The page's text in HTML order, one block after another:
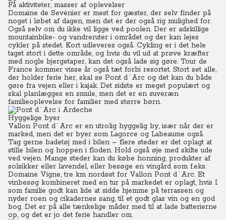
Få aktiviteter, masser af oplevelser
Domaine de Sevénier er mest for gæster, der selv finder på
noget i løbet af dagen, men det er der også rig mulighed for.
Også selv om du ikke vil ligge ved poolen. Der er adskillige
mountainbike- og vandreruter i området og der kan lejes
cykler på stedet. Kort udleveres også. Cykling er i det hele
taget stort i dette område, og hvis du vil ud at prøve kræfter
med nogle bjergetaper, kan det også lade sig gøre. Tour de
France kommer visse år også tæt forbi resortet. Stort set alle,
der holder ferie her, skal se Pont d´Arc og det kan du både
gøre fra vejen eller i kajak. Det sidste er meget populært og
skal planlægges en smule, men det er en suveræn
familieoplevelse for familier med større børn.
Hyggelige byer
Vallon Pont d´Arc er en utrolig hyggelig by, især når der er
marked, men det er byer som Lagorce og Labeaume også.
Tag gerne badetøj med i bilen – flere steder er det oplagt at
stille bilen og hoppen i floden. Hold også øje med skilte ude
ved vejen. Mange steder kan du købe honning, produkter af
solsikker eller lavendel, eller besøge en vingård som f.eks.
Domaine Vigne, tre km nordøst for Vallon Pont d´Arc. Et
vinbesøg kombineret med en tur på markedet er oplagt, hvis I
som familie godt kan lide at sidde hjemme på terrassen og
nyder roen og cikadernes sang, til et godt glas vin og en god
bog. Det er på alle tænkelige måder med til at lade batterierne
op, og det er jo det ferie handler om.